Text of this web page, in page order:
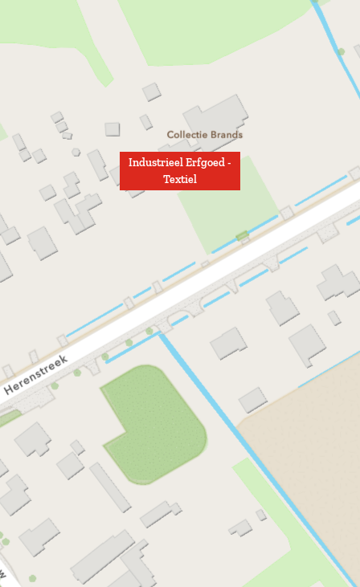
Industrieel Erfgoed -
Textiel